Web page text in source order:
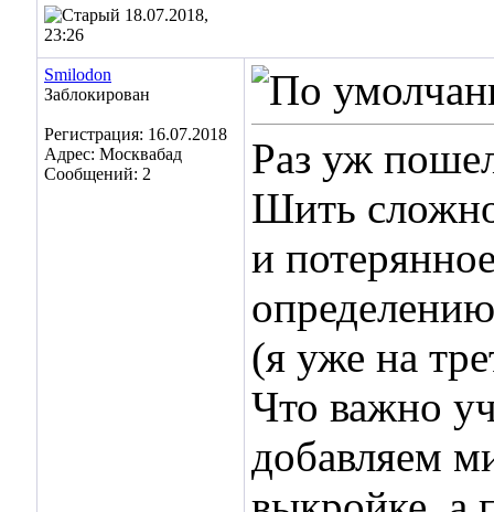
18.07.2018,
23:26
Smilodon
Заблокирован
Регистрация: 16.07.2018
Адрес: Москвабад
Сообщений: 2
Раз уж
Шить
и
(я уже на
Что важно
добавляем